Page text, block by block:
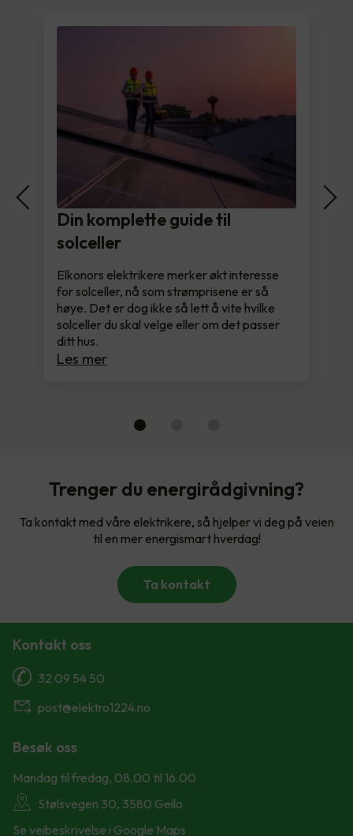
Din komplette guide til
solceller
Elkonors elektrikere merker økt interesse
for solceller, nå som strømprisene er så
høye. Det er dog ikke så lett å vite hvilke
solceller du skal velge eller om det passer
ditt hus.
Les mer
Trenger du energirådgivning?
Ta kontakt med våre elektrikere, så hjelper vi deg på veien
til en mer energismart hverdag!
Ta kontakt
Kontakt oss
32 09 54 50
post@elektro1224.no
Besøk oss
Mandag til fredag, 08.00 til 16.00
Stølsvegen 30, 3580 Geilo
Se veibeskrivelse i Google Maps